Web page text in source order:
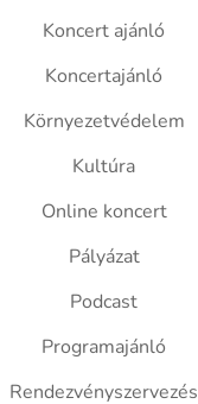
Koncert ajánló
Koncertajánló
Környezetvédelem
Kultúra
Online koncert
Pályázat
Podcast
Programajánló
Rendezvényszervezés